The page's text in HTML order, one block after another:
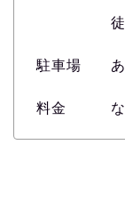
徒歩 JR
駐車場 あ
料金 な